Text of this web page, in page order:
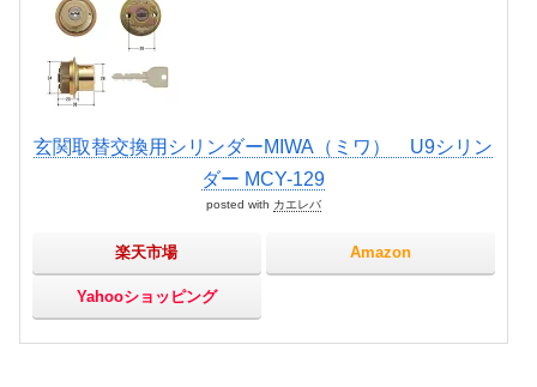
玄関取替交換用シリンダーMIWA（ミワ） U9シリン
ダー MCY-129
posted with カエレバ
楽天市場 Amazon
Yahooショッピング